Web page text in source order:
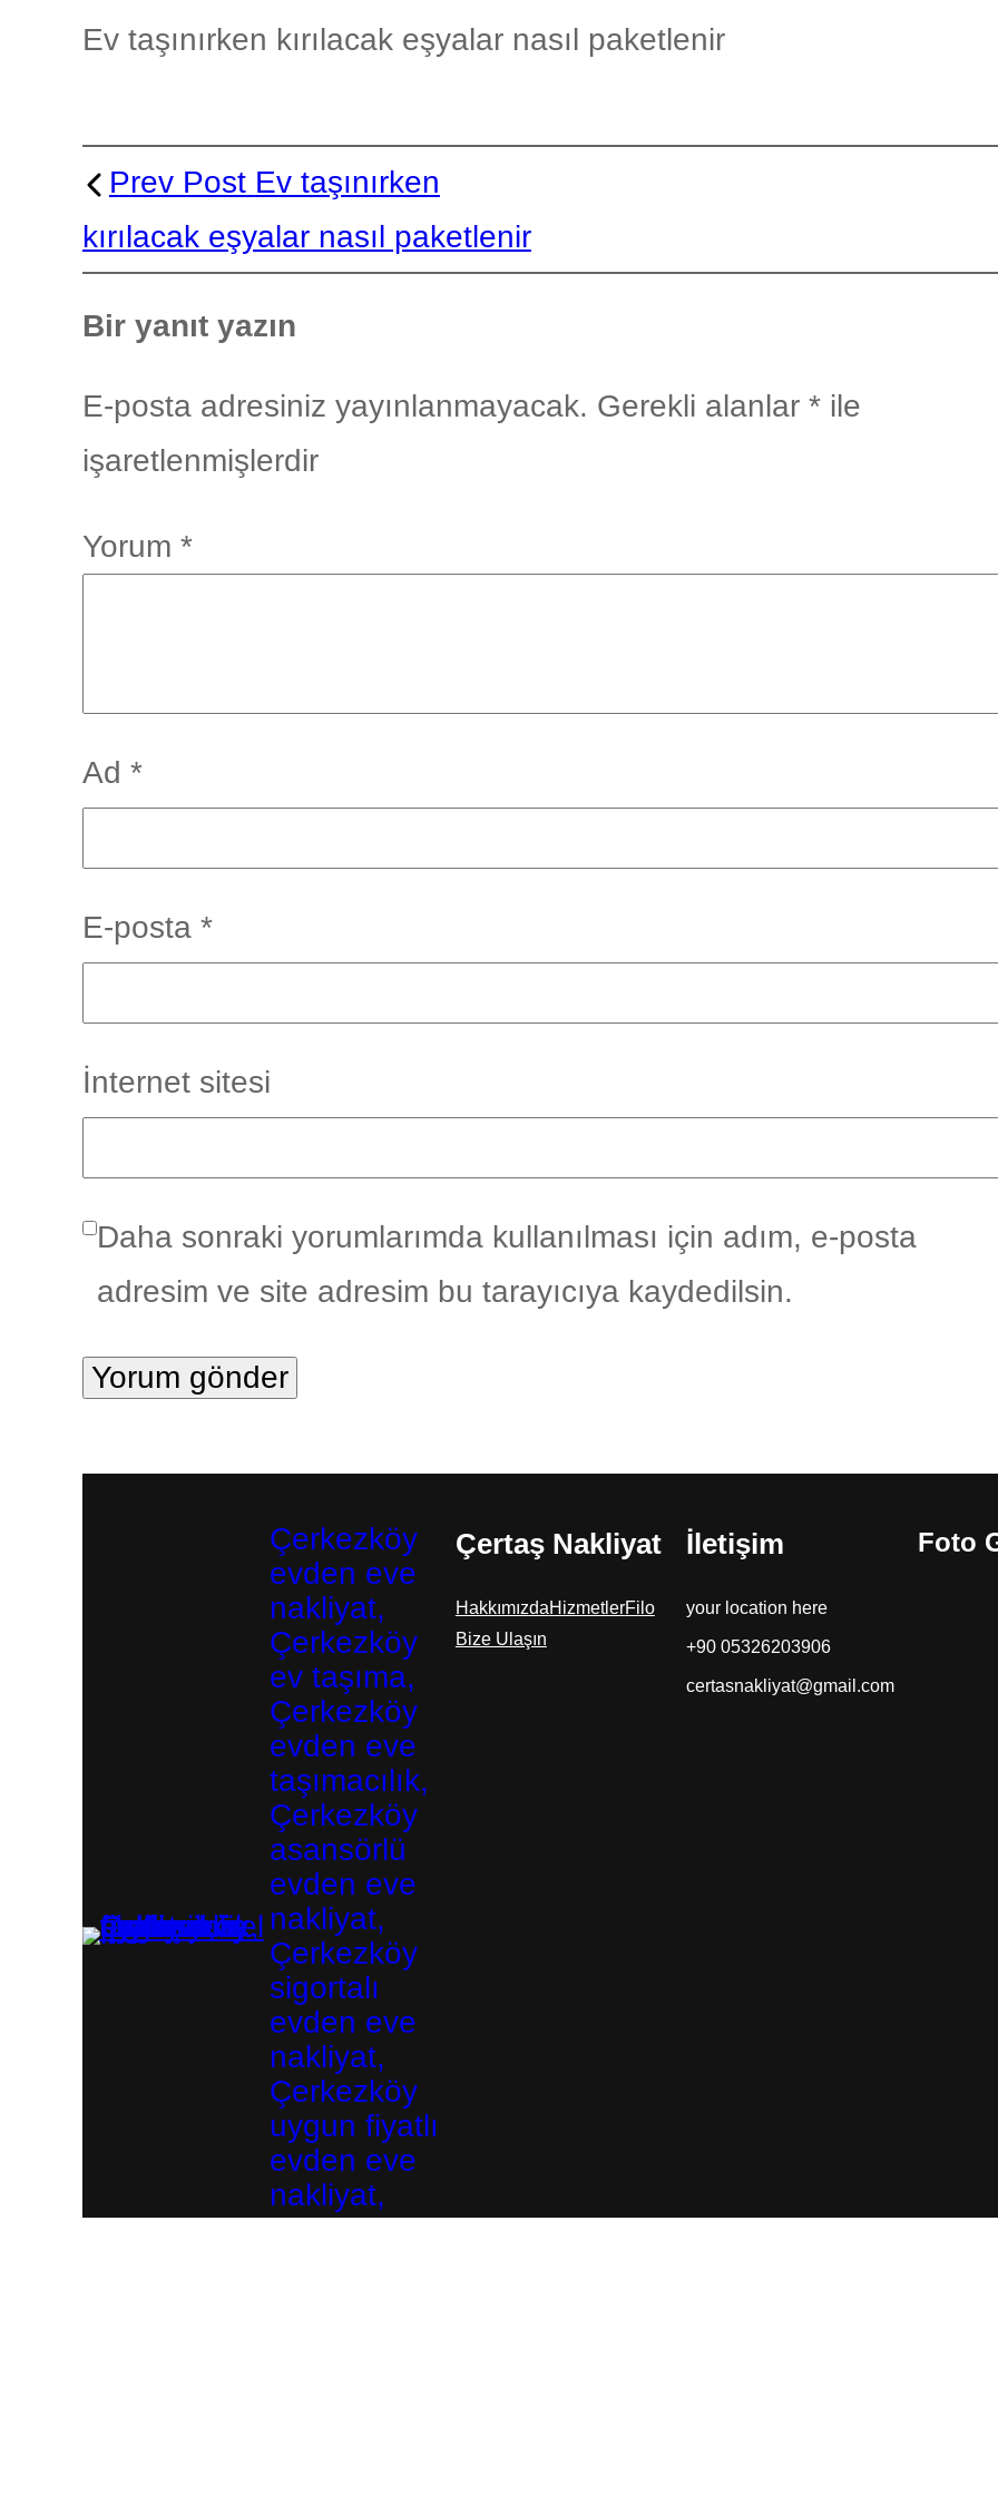
Ev taşınırken kırılacak eşyalar nasıl paketlenir
Prev Post Ev taşınırken
kırılacak eşyalar nasıl paketlenir
Bir yanıt yazın
E-posta adresiniz yayınlanmayacak. Gerekli alanlar *ile
işaretlenmişlerdir
Yorum *
Ad *
E-posta *
İnternet sitesi
Daha sonraki yorumlarımda kullanılması için adım, e-posta
adresim ve site adresim bu tarayıcıya kaydedilsin.
Çerkezköy
evden eve
nakliyat,
Çerkezköy
ev taşıma,
Çerkezköy
evden eve
taşımacılık,
Çerkezköy
asansörlü
evden eve
nakliyat,
Çerkezköy
sigortalı
evden eve
nakliyat,
Çerkezköy
uygun fiyatlı
evden eve
nakliyat,
Çerkezköy
Çertaş Nakliyat
HakkımızdaHizmetlerFilo
Bize Ulaşın
İletişim
your location here
+90 05326203906
certasnakliyat@gmail.com
Foto